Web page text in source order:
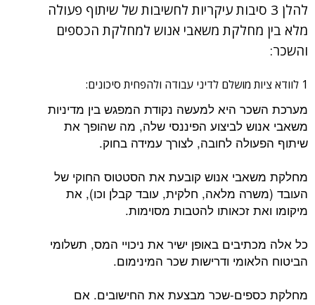
להלן 3 סיבות עיקריות לחשיבות של שיתוף פעולה
מלא בין מחלקת משאבי אנוש למחלקת הכספים
והשכר:
1 לוודא ציות מושלם לדיני עבודה ולהפחית סיכונים:
מערכת השכר היא למעשה נקודת המפגש בין מדיניות
משאבי אנוש לביצוע הפיננסי שלה, מה שהופך את
שיתוף הפעולה לחובה, לצורך עמידה בחוק.
מחלקת משאבי אנוש קובעת את הסטטוס החוקי של
העובד (משרה מלאה, חלקית, עובד קבלן וכו), את
מיקומו ואת זכאותו להטבות מסוימות.
כל אלה מכתיבים באופן ישיר את ניכויי המס, תשלומי
הביטוח הלאומי ודרישות שכר המינימום.
מחלקת כספים-שכר מבצעת את החישובים. אם